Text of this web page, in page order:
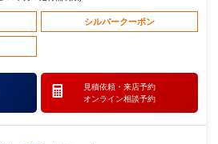
シルバークーポン
見積依頼・ 来店予約
オンライン相談予約